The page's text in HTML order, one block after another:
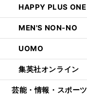
HAPPY PLUS ONE
MEN'S NON-NO
UOMO
集英社オンライン
芸能・情報・スポーツ